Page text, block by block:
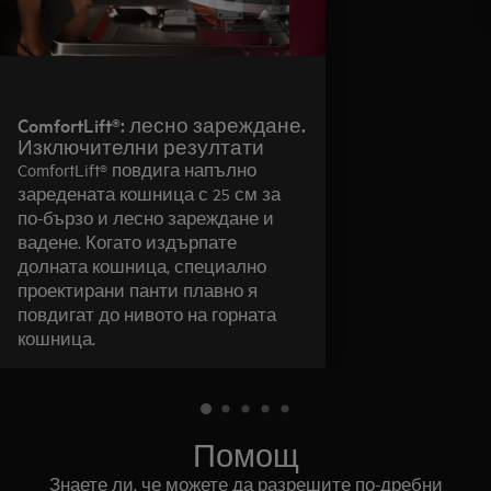
ComfortLift®: лесно зареждане.
Изключителни резултати
ComfortLift® повдига напълно
заредената кошница с 25 см за
по-бързо и лесно зареждане и
вадене. Когато издърпате
долната кошница, специално
проектирани панти плавно я
повдигат до нивото на горната
кошница.
Помощ
Знаете ли, че можете да разрешите по-дребни